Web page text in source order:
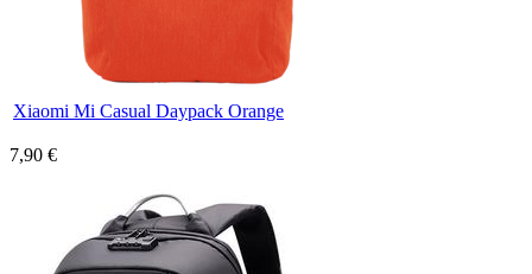
Xiaomi Mi Casual Daypack Orange
7,90 €